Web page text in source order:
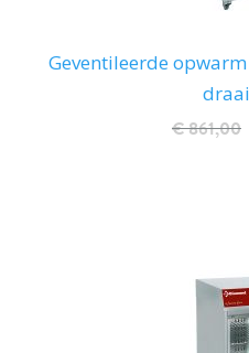
Geventileerde
€ 861,00